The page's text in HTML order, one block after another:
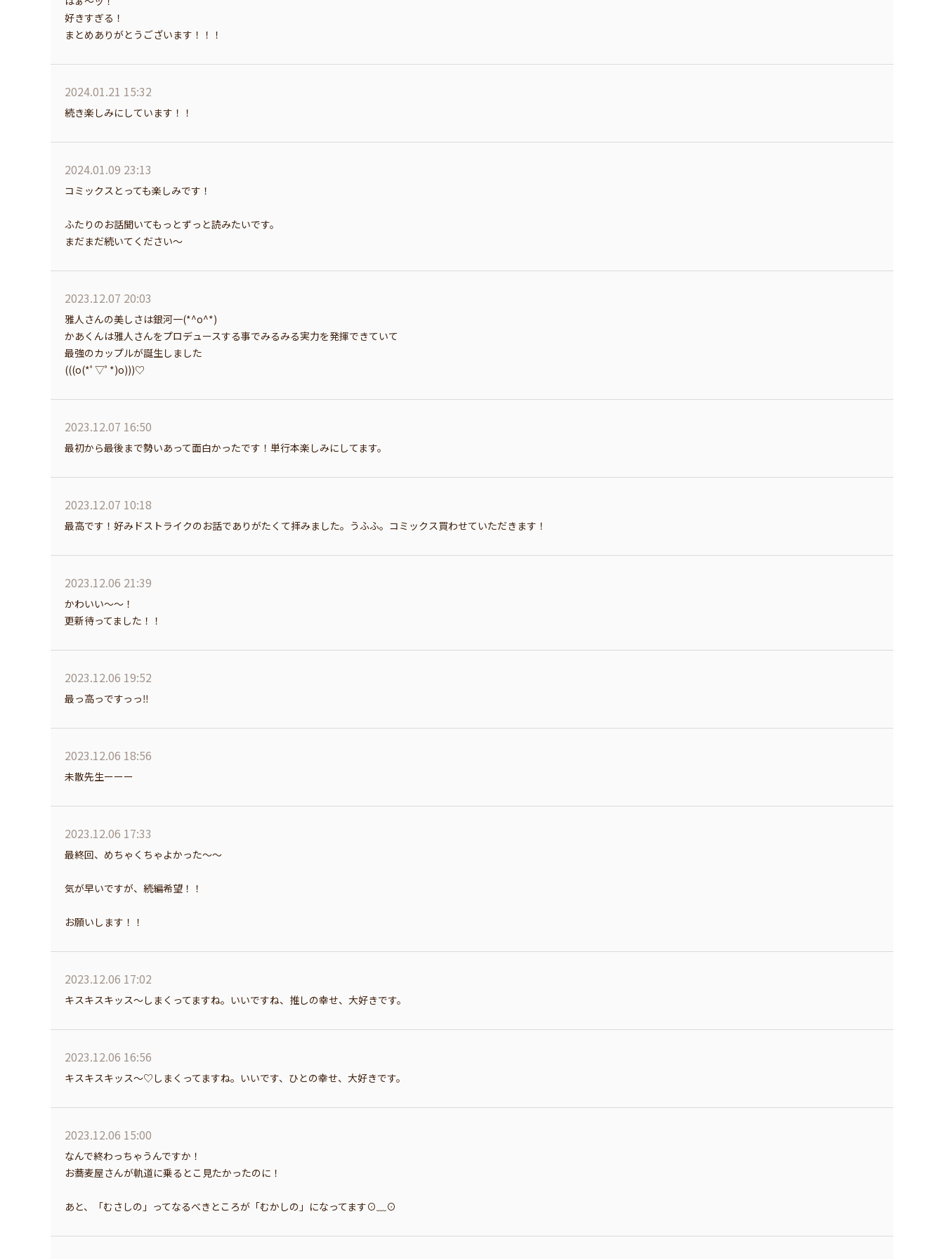
好きすぎる！
まとめありがとうございます！！！
2024.01.21 15:32
続き楽しみにしています！！
2024.01.09 23:13
コミックスとっても楽しみです！
ふたりのお話聞いてもっとずっと読みたいです。
まだまだ続いてください～
2023.12.07 20:03
雅人さんの美しさは銀河一(*^o^*)
かあくんは雅人さんをプロデュースする事でみるみる実力を発揮できていて
最強のカップルが誕生しました
(((o(*ﾟ▽ﾟ*)o)))♡
2023.12.07 16:50
最初から最後まで勢いあって面白かったです！単行本楽しみにしてます。
2023.12.07 10:18
最高です！好みドストライクのお話でありがたくて拝みました。うふふ。コミックス買わせていただきます！
2023.12.06 21:39
かわいい〜〜！
更新待ってました！！
2023.12.06 19:52
最っ高っですっっ‼︎
2023.12.06 18:56
未散先生ーーー
2023.12.06 17:33
最終回、めちゃくちゃよかった〜〜
気が早いですが、続編希望！！
お願いします！！
2023.12.06 17:02
キスキスキッス〜しまくってますね。いいですね、推しの幸せ、大好きです。
2023.12.06 16:56
キスキスキッス〜♡しまくってますね。いいです、ひとの幸せ、大好きです。
2023.12.06 15:00
なんで終わっちゃうんですか！
お蕎麦屋さんが軌道に乗るとこ見たかったのに！
あと、「むさしの」ってなるべきところが「むかしの」になってます⊙⁠﹏⁠⊙